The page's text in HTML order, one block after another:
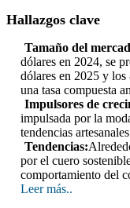
Hallazgos clave
Tamaño del
dólares en 2024, se
dólares en 2025 y
una tasa compuesta
Impulsores de
impulsada por la
tendencias
Tendencias:
por el cuero
comportamiento del
Leer más..